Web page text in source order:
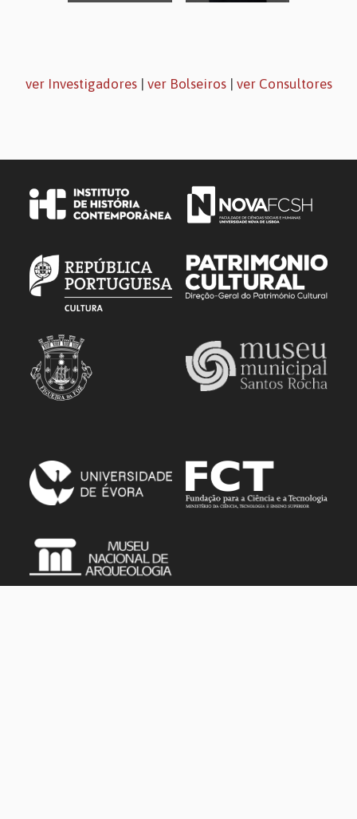
ver Investigadores| ver Bolseiros| ver Consultores